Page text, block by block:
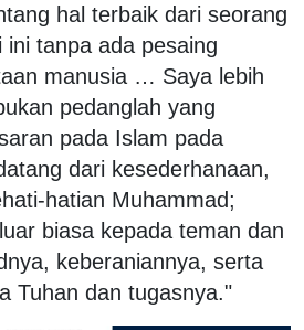
hal terbaik dari seorang
tanpa ada pesaing
manusia … Saya lebih
pedanglah yang
pada Islam pada
dari kesederhanaan,
hatian Muhammad;
biasa kepada teman dan
keberaniannya, serta
Tuhan dan tugasnya."